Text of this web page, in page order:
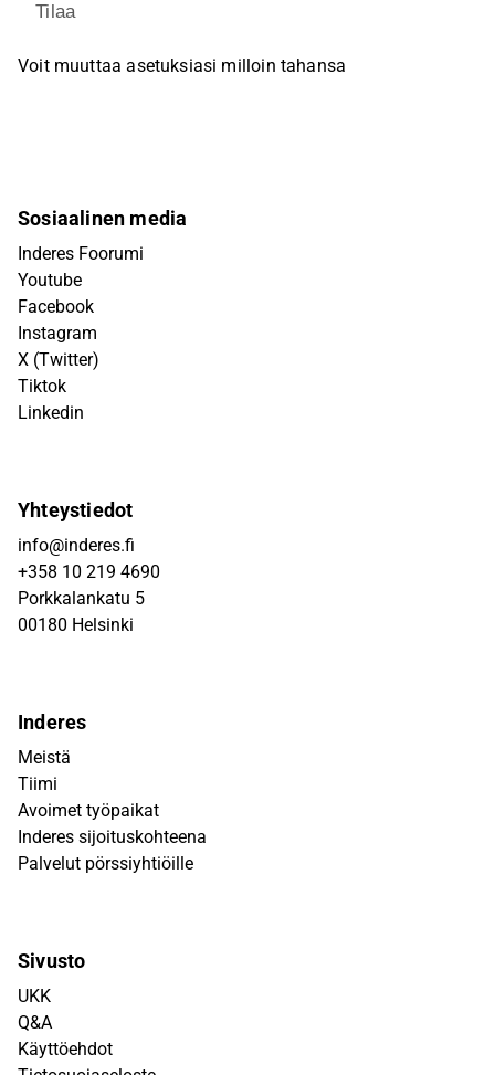
Tilaa
Voit muuttaa asetuksiasi milloin tahansa
Sosiaalinen media
Inderes Foorumi
Youtube
Facebook
Instagram
X (Twitter)
Tiktok
Linkedin
Yhteystiedot
info@inderes.fi
+358 10 219 4690
Porkkalankatu 5
00180 Helsinki
Inderes
Meistä
Tiimi
Avoimet työpaikat
Inderes sijoituskohteena
Palvelut pörssiyhtiöille
Sivusto
UKK
Q&A
Käyttöehdot